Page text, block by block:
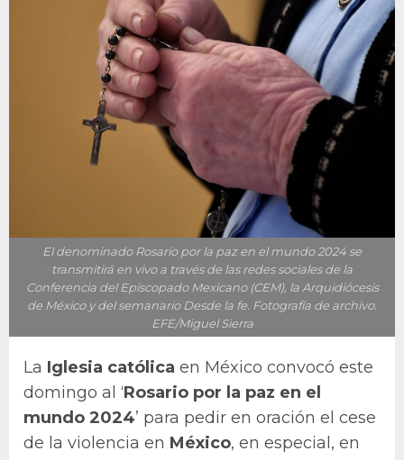
El denominado Rosario por la paz en el mundo 2024 se
transmitirá en vivo a través de las redes sociales de la
Conferencia del Episcopado Mexicano (CEM), la Arquidiócesis
de México y del semanario Desde la fe. Fotografía de archivo.
EFE/Miguel Sierra
La Iglesia católica en México convocó este
domingo al ‘Rosario por la paz en el
mundo 2024’ para pedir en oración el cese
de la violencia en México, en especial, en